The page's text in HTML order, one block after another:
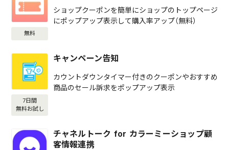
無料
ショップクーポンを簡単にショップのトップページ
にポップアップ表示して購入率アップ（無料）
7日間
無料お試し
キャンペーン告知
カウントダウンタイマー付きのクーポンやおすすめ
商品のセール訴求をポップアップ表示
チャネルトーク for カラーミーショップ顧
客情報連携